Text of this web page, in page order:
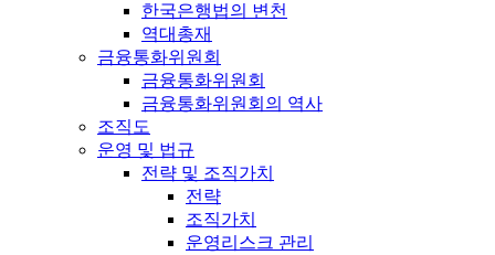
한국은행법의 변천
역대총재
금융통화위원회
금융통화위원회
금융통화위원회의 역사
조직도
운영 및 법규
전략 및 조직가치
전략
조직가치
운영리스크 관리